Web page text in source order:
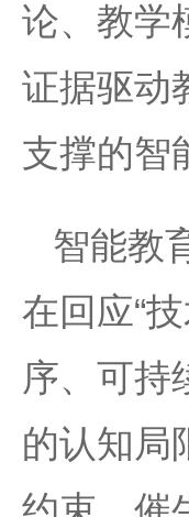
论、教学
证据驱动
支撑的智
智能教
在回应“
序、可持
的认知局